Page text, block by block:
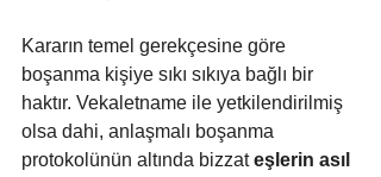
Kararın temel gerekçesine göre
boşanma kişiye sıkı sıkıya bağlı bir
haktır. Vekaletname ile yetkilendirilmiş
olsa dahi, anlaşmalı boşanma
protokolünün altında bizzat eşlerin asıl